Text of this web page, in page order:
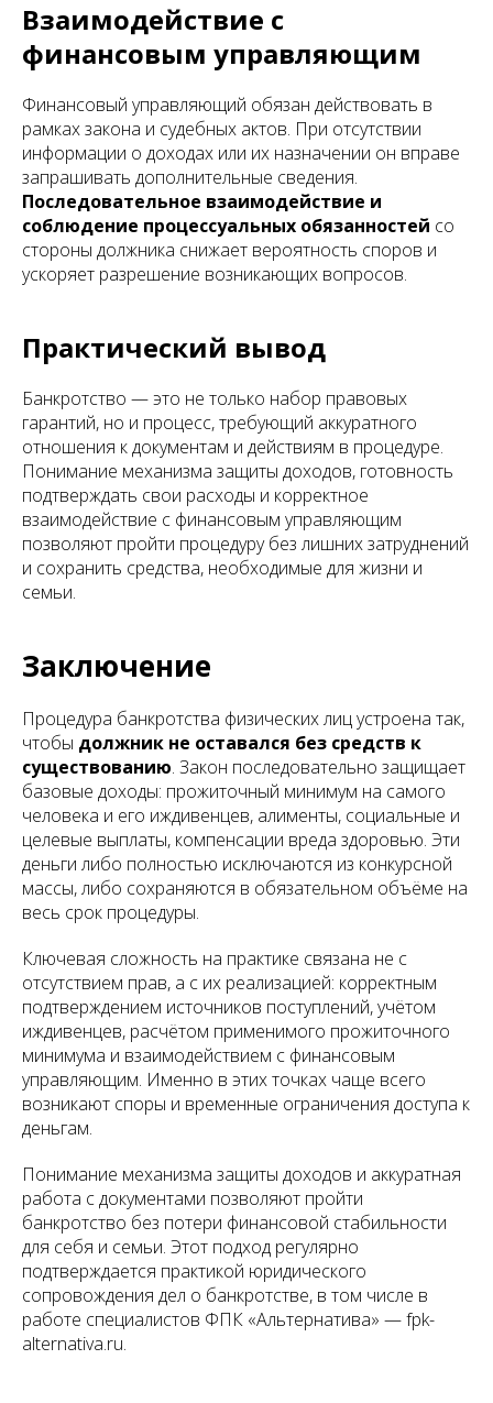
Взаимодействие с
финансовым управляющим
Финансовый управляющий обязан действовать в
рамках закона и судебных актов. При отсутствии
информации о доходах или их назначении он вправе
запрашивать дополнительные сведения.
Последовательное взаимодействие и
соблюдение процессуальных обязанностей со
стороны должника снижает вероятность споров и
ускоряет разрешение возникающих вопросов.
Практический вывод
Банкротство — это не только набор правовых
гарантий, но и процесс, требующий аккуратного
отношения к документам и действиям в процедуре.
Понимание механизма защиты доходов, готовность
подтверждать свои расходы и корректное
взаимодействие с финансовым управляющим
позволяют пройти процедуру без лишних затруднений
и сохранить средства, необходимые для жизни и
семьи.
Заключение
Процедура банкротства физических лиц устроена так,
чтобы должник не оставался без средств к
существованию. Закон последовательно защищает
базовые доходы: прожиточный минимум на самого
человека и его иждивенцев, алименты, социальные и
целевые выплаты, компенсации вреда здоровью. Эти
деньги либо полностью исключаются из конкурсной
массы, либо сохраняются в обязательном объёме на
весь срок процедуры.
Ключевая сложность на практике связана не с
отсутствием прав, а с их реализацией: корректным
подтверждением источников поступлений, учётом
иждивенцев, расчётом применимого прожиточного
минимума и взаимодействием с финансовым
управляющим. Именно в этих точках чаще всего
возникают споры и временные ограничения доступа к
деньгам.
Понимание механизма защиты доходов и аккуратная
работа с документами позволяют пройти
банкротство без потери финансовой стабильности
для себя и семьи. Этот подход регулярно
подтверждается практикой юридического
сопровождения дел о банкротстве, в том числе в
работе специалистов ФПК «Альтернатива» — fpk-
alternativa.ru.